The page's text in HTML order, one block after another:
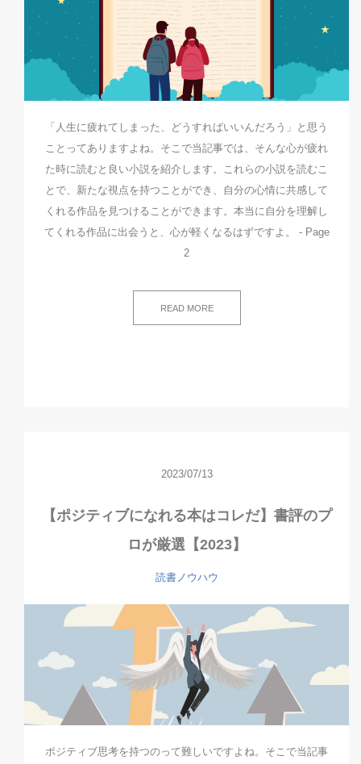
「人生に疲れてしまった、どうすればいいんだろう」と思う
ことってありますよね。そこで当記事では、そんな心が疲れ
た時に読むと良い小説を紹介します。これらの小説を読むこ
とで、新たな視点を持つことができ、自分の心情に共感して
くれる作品を見つけることができます。本当に自分を理解し
てくれる作品に出会うと、心が軽くなるはずですよ。 - Page
2
READ MORE
2023/07/13
【ポジティブになれる本はコレだ】書評のプ
ロが厳選【2023】
読書ノウハウ
ポジティブ思考を持つのって難しいですよね。そこで当記事